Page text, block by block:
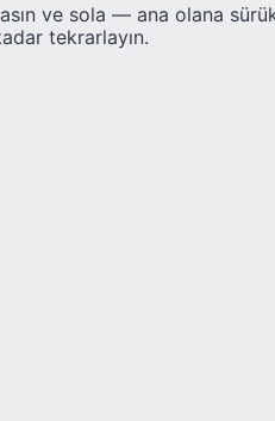
asın ve sola — ana olana
tekrarlayın.